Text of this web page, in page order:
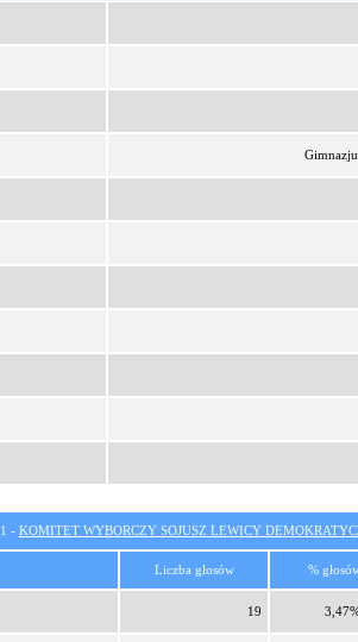
- KOMITET WYBORCZY SOJUSZ LEWICY
Liczba głosów %
19